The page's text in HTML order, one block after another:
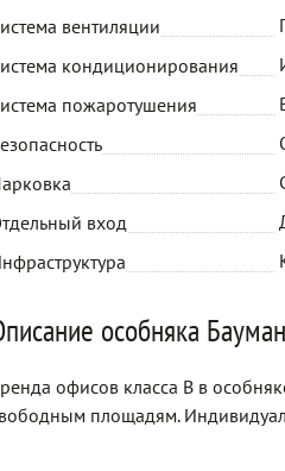
вентиляции
кондиционирования
пожаротушения
вход
особняка
офисов класса B в
площадям.